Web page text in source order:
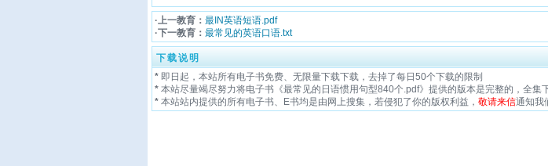
·上一教育： 最IN英语短语.pdf
·下一教育： 最常见的英语口语.txt
下载说明
* 即日起，本站所有电子书免费、无限量下载下载，去掉了每日50个下载的限制
* 本站尽量竭尽努力将电子书《最常见的日语惯用句型840个.pdf》提供的版本是完整的，全集
* 本站站内提供的所有电子书、E书均是由网上搜集，若侵犯了你的版权利益， 敬请来信通知我